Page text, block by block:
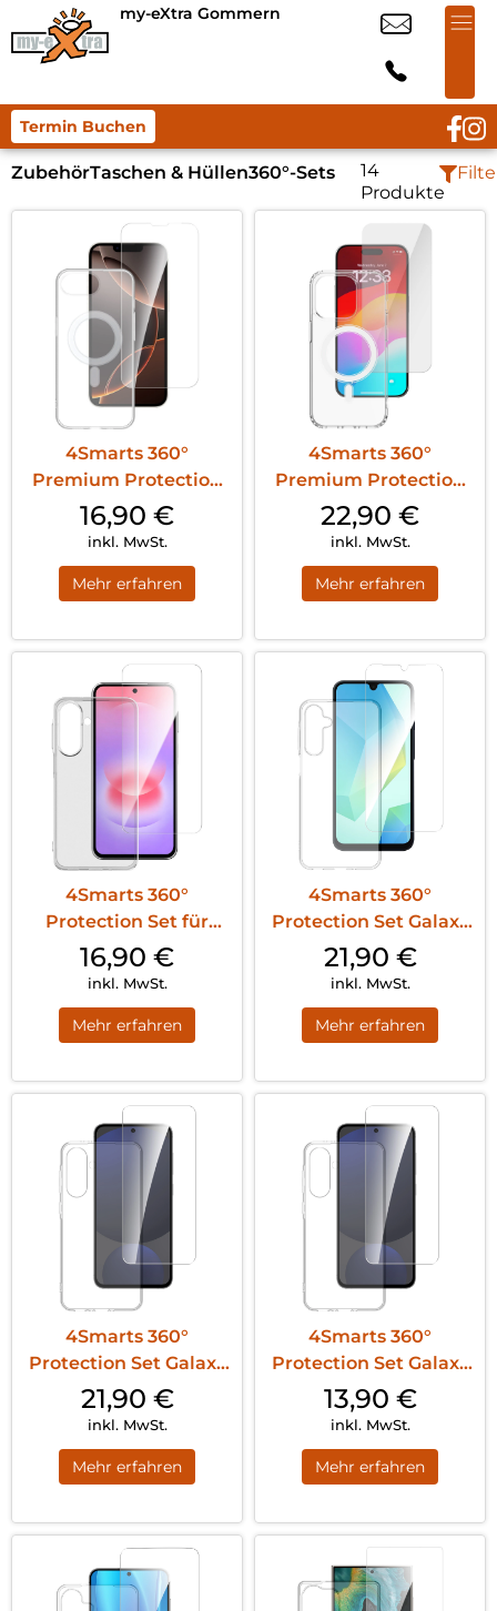
my-eXtra Gommern
Termin Buchen
ZubehörTaschen & Hüllen360°-Sets
14
Produkte
4Smarts 360°
Premium Protection
Set für Apple iPhone
17e/16e MagSafe-
Transparent
16,90 €
inkl. MwSt.
Mehr erfahren
4Smarts 360°
Premium Protection
Set iPhone 15 Plus
MagSafe Transparent
22,90 €
inkl. MwSt.
Mehr erfahren
4Smarts 360°
Protection Set für
Samsung Galaxy A27
5G Transparent
16,90 €
inkl. MwSt.
Mehr erfahren
4Smarts 360°
Protection Set Galaxy
A16 Transparent
21,90 €
inkl. MwSt.
Mehr erfahren
4Smarts 360°
Protection Set Galaxy
A36 Transparent
21,90 €
inkl. MwSt.
Mehr erfahren
4Smarts 360°
Protection Set Galaxy
A56 Transparent
13,90 €
inkl. MwSt.
Mehr erfahren